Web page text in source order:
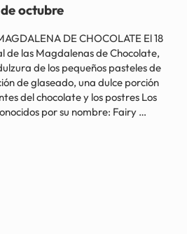
octubre
DE CHOCOLATE El 18
de las Magdalenas de Chocolate,
de los pequeños pasteles de
de glaseado, una dulce porción
del chocolate y los postres Los
por su nombre: Fairy …